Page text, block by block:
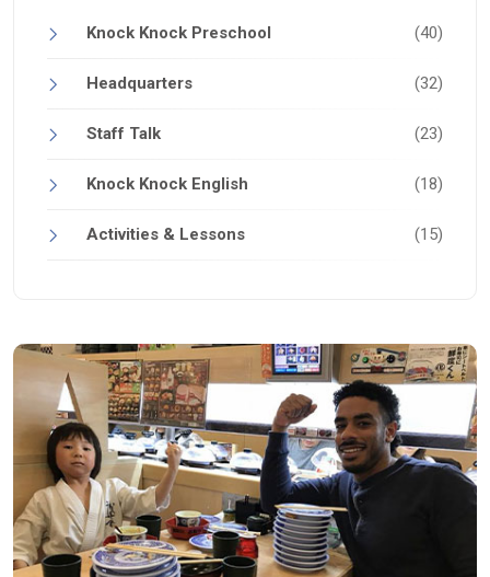
Knock Knock Preschool (40)
Headquarters (32)
Staff Talk (23)
Knock Knock English (18)
Activities & Lessons (15)